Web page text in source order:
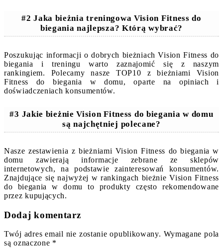
#2 Jaka bieżnia treningowa Vision Fitness do
biegania najlepsza? Którą wybrać?
Poszukując informacji o dobrych bieżniach Vision Fitness do
biegania i treningu warto zaznajomić się z naszym
rankingiem. Polecamy nasze TOP10 z bieżniami Vision
Fitness do biegania w domu, oparte na opiniach i
doświadczeniach konsumentów.
#3 Jakie bieżnie Vision Fitness do biegania w domu
są najchętniej polecane?
Nasze zestawienia z bieżniami Vision Fitness do biegania w
domu zawierają informacje zebrane ze sklepów
internetowych, na podstawie zainteresowań konsumentów.
Znajdujące się najwyżej w rankingach bieżnie Vision Fitness
do biegania w domu to produkty często rekomendowane
przez kupujących.
Dodaj komentarz
Twój adres email nie zostanie opublikowany. Wymagane pola
są oznaczone *